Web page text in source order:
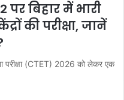
पर बिहार में भारी
की परीक्षा, जानें
परीक्षा (CTET) 2026 को लेकर एक